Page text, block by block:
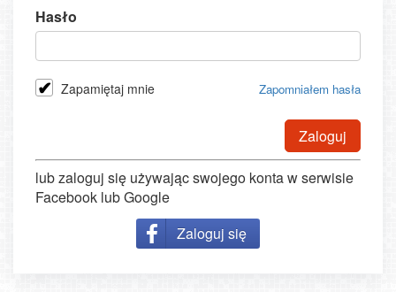
Hasło
Zapamiętaj mnie Zapomniałem hasła
Zaloguj
lub zaloguj się używając swojego konta w serwisie
Facebook lub Google
Zaloguj się